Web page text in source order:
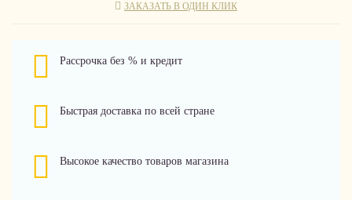
ЗАКАЗАТЬ В ОДИН КЛИК
Рассрочка без % и кредит
Быстрая доставка по всей стране
Высокое качество товаров магазина